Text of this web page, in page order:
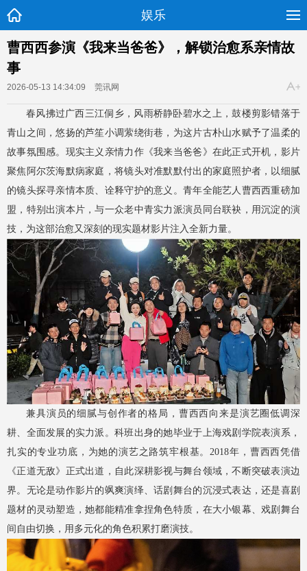
娱乐
曹西西参演《我来当爸爸》，解锁治愈系亲情故
事
2026-05-13 14:34:09 莞讯网
春风拂过广西三江侗乡，风雨桥静卧碧水之上，鼓楼剪影错落于
青山之间，悠扬的芦笙小调萦绕街巷，为这片古朴山水赋予了温柔的
故事氛围感。现实主义亲情力作《我来当爸爸》在此正式开机，影片
聚焦阿尔茨海默病家庭，将镜头对准默默付出的家庭照护者，以细腻
的镜头探寻亲情本质、诠释守护的意义。青年全能艺人曹西西重磅加
盟，特别出演本片，与一众老中青实力派演员同台联袂，用沉淀的演
技，为这部治愈又深刻的现实题材影片注入全新力量。
兼具演员的细腻与创作者的格局，曹西西向来是演艺圈低调深
耕、全面发展的实力派。科班出身的她毕业于上海戏剧学院表演系，
扎实的专业功底，为她的演艺之路筑牢根基。2018年，曹西西凭借
《正道无敌》正式出道，自此深耕影视与舞台领域，不断突破表演边
界。无论是动作影片的飒爽演绎、话剧舞台的沉浸式表达，还是喜剧
题材的灵动塑造，她都能精准拿捏角色特质，在大小银幕、戏剧舞台
间自由切换，用多元化的角色积累打磨演技。